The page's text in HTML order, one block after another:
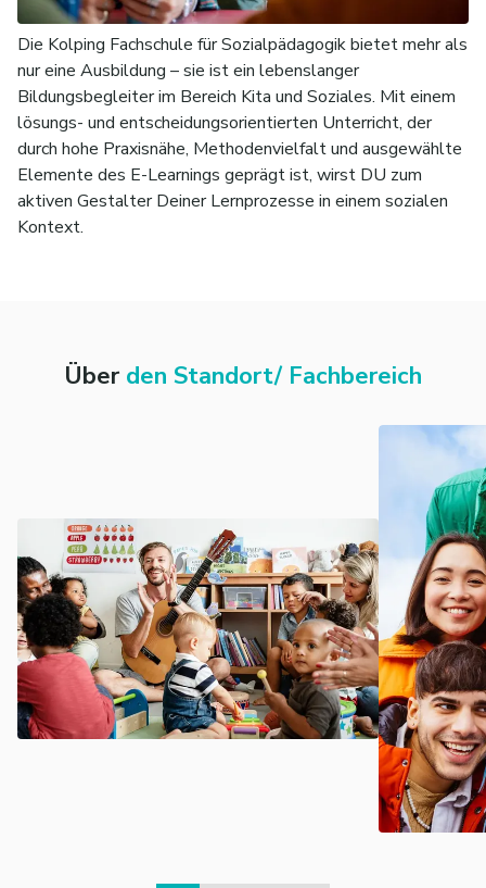
Die Kolping Fachschule für Sozialpädagogik bietet mehr als
nur eine Ausbildung – sie ist ein lebenslanger
Bildungsbegleiter im Bereich Kita und Soziales. Mit einem
lösungs- und entscheidungsorientierten Unterricht, der
durch hohe Praxisnähe, Methodenvielfalt und ausgewählte
Elemente des E-Learnings geprägt ist, wirst DU zum
aktiven Gestalter Deiner Lernprozesse in einem sozialen
Kontext.
Über den Standort/ Fachbereich